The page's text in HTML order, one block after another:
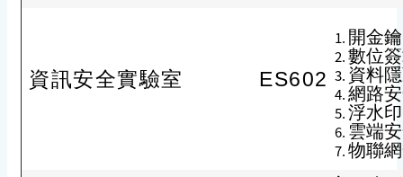
資訊安全實驗室 ES602
開金
數位
資料
網路
浮水
雲端
物聯